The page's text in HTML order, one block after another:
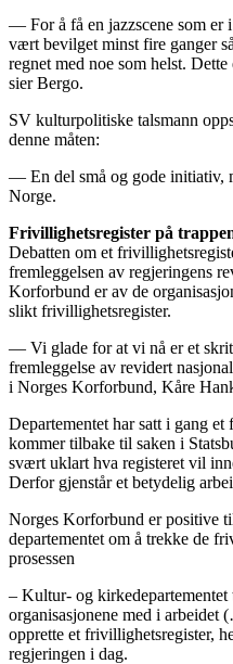
— For å få en jazzscene som er
vært bevilget minst fire ganger
regnet med noe som helst.
sier Bergo.
SV kulturpolitiske talsmann
denne måten:
— En del små og gode initiativ,
Norge.
Frivillighetsregister på
Debatten om et
fremleggelsen av regjeringens
Korforbund er av de
slikt frivillighetsregister.
— Vi glade for at vi nå er et
fremleggelse av revidert
i Norges Korforbund, Kåre
Departementet har satt i gang
kommer tilbake til saken i
svært uklart hva registeret vil
Derfor gjenstår et betydelig
Norges Korforbund er positive
departementet om å trekke de
prosessen
– Kultur- og
organisasjonene med i arbeidet
opprette et frivillighetsregister,
regjeringen i dag.